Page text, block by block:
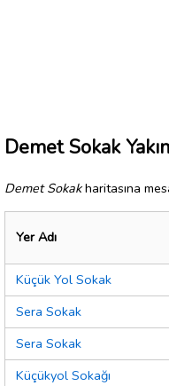
Demet Sokak
Demet Sokakharitasına
Yer Adı
Küçük Yol Sokak
Sera Sokak
Sera Sokak
Küçükyol Sokağı